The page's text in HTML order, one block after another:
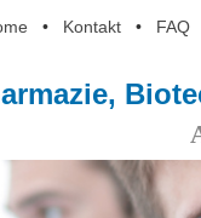
• Kontakt • FAQ